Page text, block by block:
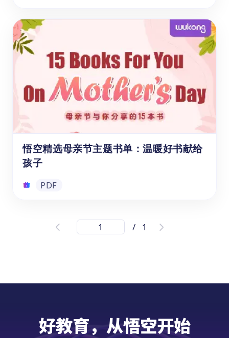
阅读绘本跟悟空看世界：中国旅游指南
《跟着悟空游中国》是悟空中文专为儿童打造
的地理文化阅读绘本。全书以"小悟空"为向
导，分六大区域系统介绍中国最具代表性的自
然奇观与人文古迹，涵盖华中、华东、华北、
东北、华南、西南、西北等地标景点。每一站
都配有生动的图文内容，帮助孩子在阅读中建
立对中国地理与文化的整体认知，是中文学习
与国情教育的优质读物。
悟空精选母亲节主题书单：温暖好书献给
孩子
PDF
悟空精选母亲节主题书单：温暖好书献给
/ 1
好教育，从悟空开始